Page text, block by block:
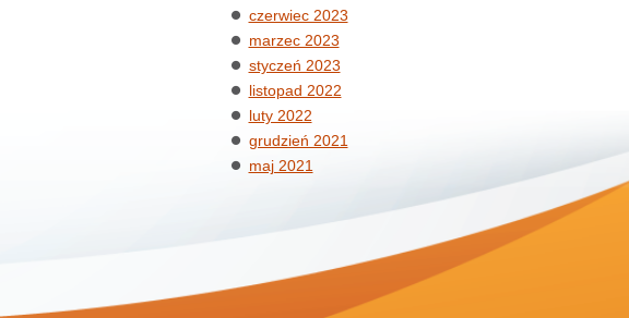
czerwiec 2023
marzec 2023
styczeń 2023
listopad 2022
luty 2022
grudzień 2021
maj 2021